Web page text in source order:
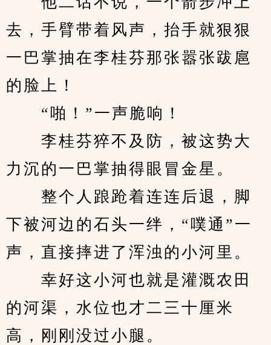
去，手臂带着风声，抬手就狠狠
一巴掌抽在李桂芬那张嚣张跋扈
的脸上！
“啪！”一声脆响！
李桂芬猝不及防，被这势大
力沉的一巴掌抽得眼冒金星。
整个人踉跄着连连后退，脚
下被河边的石头一绊，“噗通”一
声，直接摔进了浑浊的小河里。
幸好这小河也就是灌溉农田
的河渠，水位也才二三十厘米
高，刚刚没过小腿。